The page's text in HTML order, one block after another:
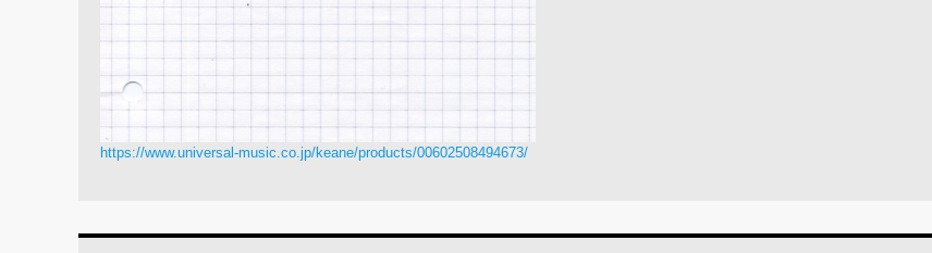
https://www.universal-music.co.jp/keane/products/00602508494673/